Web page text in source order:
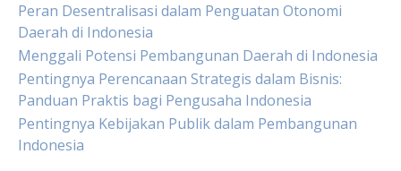
Peran Desentralisasi dalam Penguatan Otonomi
Daerah di Indonesia
Menggali Potensi Pembangunan Daerah di Indonesia
Pentingnya Perencanaan Strategis dalam Bisnis:
Panduan Praktis bagi Pengusaha Indonesia
Pentingnya Kebijakan Publik dalam Pembangunan
Indonesia